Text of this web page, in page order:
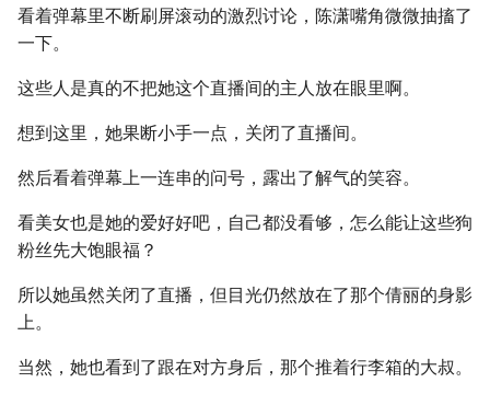
看着弹幕里不断刷屏滚动的激烈讨论，陈潇嘴角微微抽搐了
一下。
这些人是真的不把她这个直播间的主人放在眼里啊。
想到这里，她果断小手一点，关闭了直播间。
然后看着弹幕上一连串的问号，露出了解气的笑容。
看美女也是她的爱好好吧，自己都没看够，怎么能让这些狗
粉丝先大饱眼福？
所以她虽然关闭了直播，但目光仍然放在了那个倩丽的身影
上。
当然，她也看到了跟在对方身后，那个推着行李箱的大叔。